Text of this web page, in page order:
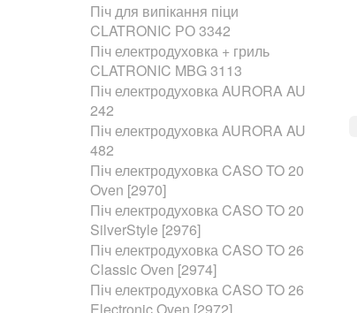
Піч для випікання піци
CLATRONIC РО 3342
Піч електродуховка + гриль
CLATRONIC MBG 3113
Піч електродуховка AURORA AU
242
Піч електродуховка AURORA AU
482
Піч електродуховка CASO TO 20
Oven [2970]
Піч електродуховка CASO TO 20
SilverStyle [2976]
Піч електродуховка CASO TO 26
Classic Oven [2974]
Піч електродуховка CASO TO 26